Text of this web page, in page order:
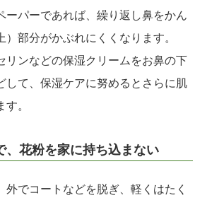
ーパーであれば、繰り返し鼻をかん
）部分がかぶれにくくなります。
リンなどの保湿クリームをお鼻の下
して、保湿ケアに努めるとさらに肌
。
、花粉を家に持ち込まない
外でコートなどを脱ぎ、軽くはたく